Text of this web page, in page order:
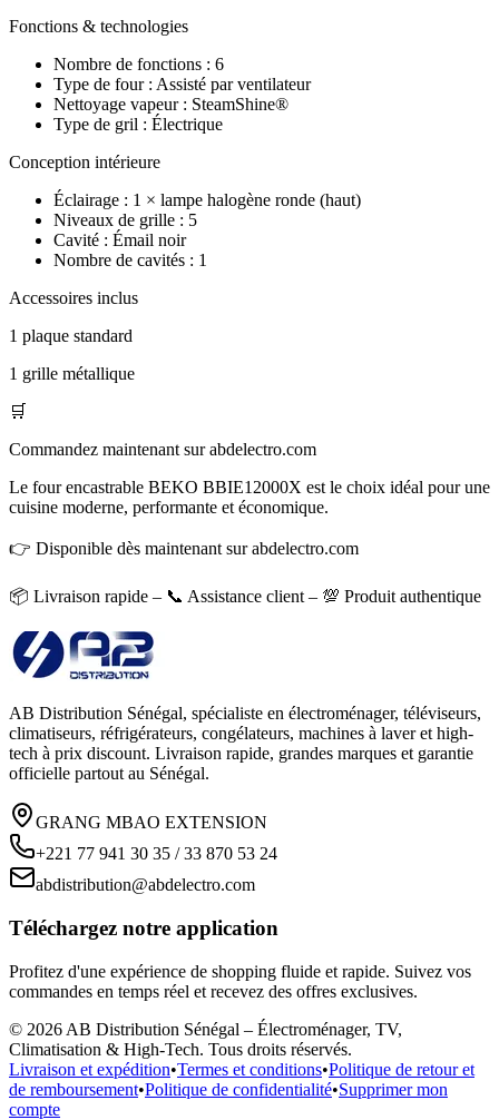
Fonctions & technologies
Nombre de fonctions : 6
Type de four : Assisté par ventilateur
Nettoyage vapeur : SteamShine®
Type de gril : Électrique
Conception intérieure
Éclairage : 1 × lampe halogène ronde (haut)
Niveaux de grille : 5
Cavité : Émail noir
Nombre de cavités : 1
Accessoires inclus
1 plaque standard
1 grille métallique
🛒
Commandez maintenant sur abdelectro.com
Le four encastrable BEKO BBIE12000X est le choix idéal pour une
cuisine moderne, performante et économique.
👉 Disponible dès maintenant sur abdelectro.com
📦 Livraison rapide – 📞 Assistance client – 💯 Produit authentique
AB Distribution Sénégal, spécialiste en électroménager, téléviseurs,
climatiseurs, réfrigérateurs, congélateurs, machines à laver et high-
tech à prix discount. Livraison rapide, grandes marques et garantie
officielle partout au Sénégal.
GRANG MBAO EXTENSION
+221 77 941 30 35 / 33 870 53 24
abdistribution@abdelectro.com
Téléchargez notre application
Profitez d'une expérience de shopping fluide et rapide. Suivez vos
commandes en temps réel et recevez des offres exclusives.
© 2026 AB Distribution Sénégal – Électroménager, TV,
Climatisation & High-Tech. Tous droits réservés.
Livraison et expédition•Termes et conditions•Politique de retour et
de remboursement•Politique de confidentialité•Supprimer mon
compte